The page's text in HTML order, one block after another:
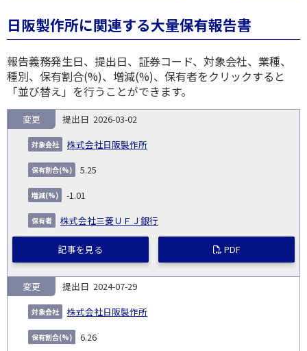
日阪製作所に関連する大量保有報告書
報告義務発生日、提出日、証券コード、対象会社、業種、
種別、保有割合(%)、増減(%)、保有者をクリックすると
「並び替え」を行うことができます。
NO.
告
義
務
発
生
日
提
出
日
証券
ド
対
2026-03-02
株式会社日阪製作所
変更
5.25
-1.01
株式会社三菱ＵＦＪ銀行
記事を見る PDF
2024-07-29
株式会社日阪製作所
変更
6.26